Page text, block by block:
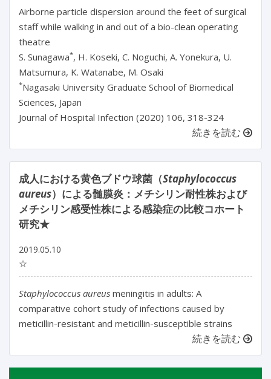
Airborne particle dispersion around the feet of surgical
staff while walking in and out of a bio-clean operating
theatre
S. Sunagawa*, H. Koseki, C. Noguchi, A. Yonekura, U.
Matsumura, K. Watanabe, M. Osaki
*Nagasaki University Graduate School of Biomedical
Sciences, Japan
Journal of Hospital Infection (2020) 106, 318-324
続きを読む
成人における黄色ブドウ球菌（Staphylococcus
aureus）による髄膜炎：メチシリン耐性株および
メチシリン感受性株による感染症の比較コホート
研究★
2019.05.10
☆
Staphylococcus aureus meningitis in adults: A
comparative cohort study of infections caused by
meticillin-resistant and meticillin-susceptible strains
続きを読む